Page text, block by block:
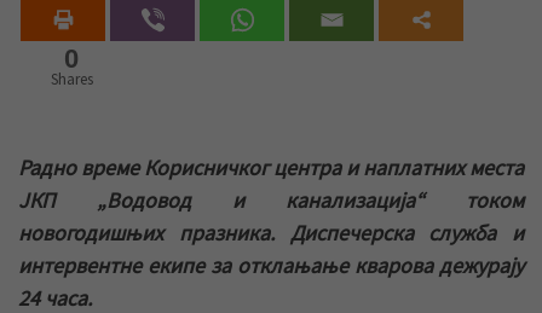
0
Shares
Радно време Корисничког центра и наплатних места
ЈКП „Водовод и канализација“ током
новогодишњих празника. Диспечерска служба и
интервентне екипе за отклањање кварова дежурају
24 часа.